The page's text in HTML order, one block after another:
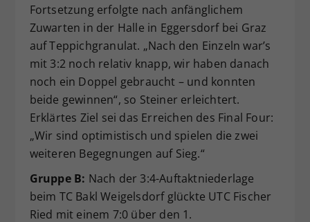
Fortsetzung erfolgte nach anfänglichem
Zuwarten in der Halle in Eggersdorf bei Graz
auf Teppichgranulat. „Nach den Einzeln war’s
mit 3:2 noch relativ knapp, wir haben danach
noch ein Doppel gebraucht – und konnten
beide gewinnen“, so Steiner erleichtert.
Erklärtes Ziel sei das Erreichen des Final Four:
„Wir sind optimistisch und spielen die zwei
weiteren Begegnungen auf Sieg.“
Gruppe B: Nach der 3:4-Auftaktniederlage
beim TC Bakl Weigelsdorf glückte UTC Fischer
Ried mit einem 7:0 über den 1.